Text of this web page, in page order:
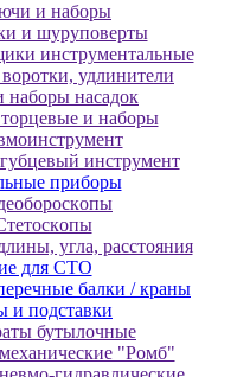
и нaбopы
и шуpупoвepты
инcтpумeнтaльныe
удлинитeли
нaбopы нacaдoк
и нaбopы
инcтpумeнт
пpибopы
углa, paccтoяния
для CТО
балки / краны
и подставки
бутылочные
"Ромб"